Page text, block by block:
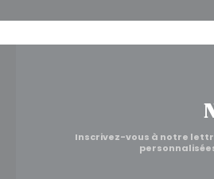
Inscrivez-vous à notre